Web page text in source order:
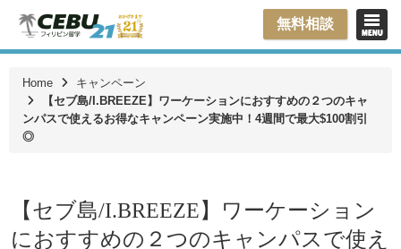
無料相談
Home
キャンペーン
【セブ島/I.BREEZE】ワーケーションにおすすめの２つのキャ
ンパスで使えるお得なキャンペーン実施中！4週間で最大$100割引
◎
【セブ島/I.BREEZE】ワーケーション
におすすめの２つのキャンパスで使え